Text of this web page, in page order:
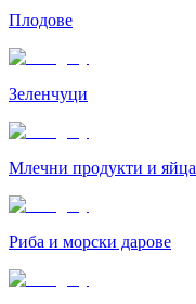
Плодове
Зеленчуци
Млечни продукти и яйца
Риба и морски дарове